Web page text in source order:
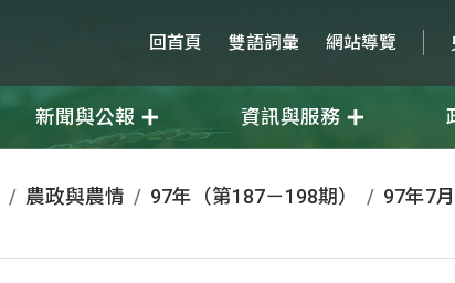
回首頁 雙語詞彙 網站導覽
新聞與公報 資訊與服務
農政與農情 97年（第187－198期）
97年7